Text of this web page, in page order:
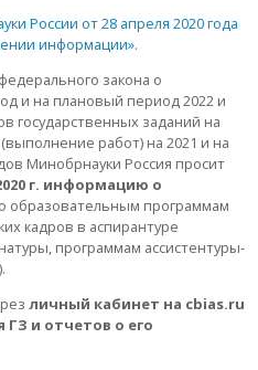
России от 28 апреля 2020 года
информации».
закона о
и на плановый период 2022 и
государственных заданий на
работ) на 2021 и на
Минобрнауки Россия просит
г. информацию о
образовательным программам
кадров в аспирантуре
программам ассистентуры-
личный кабинет на cbias.ru
и отчетов о его